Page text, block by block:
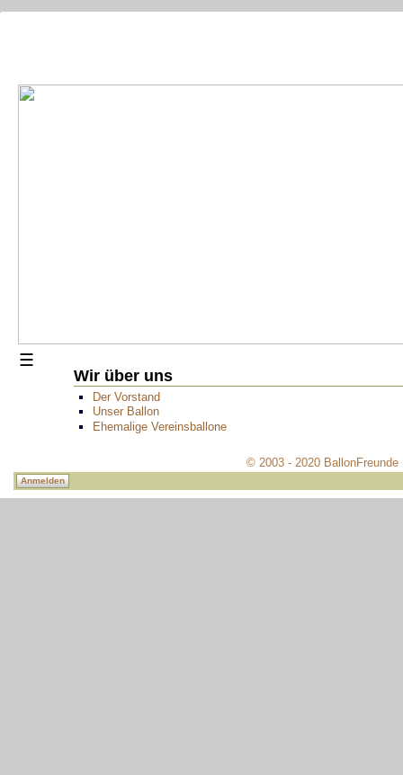
☰
Wir über uns
Der Vorstand
Unser Ballon
Ehemalige Vereinsballone
© 2003 - 2020 BallonFreunde
Anmelden